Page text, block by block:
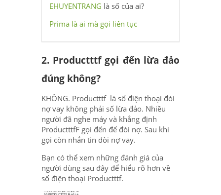
EHUYENTRANG là số của ai?
Prima là ai mà gọi liên tục
2. Productttf gọi đến lừa đảo
đúng không?
KHÔNG. Productttf là số điện thoại đòi
nợ vay không phải số lừa đảo. Nhiều
người đã nghe máy và khẳng định
ProductttfF gọi đến để đòi nợ. Sau khi
gọi còn nhắn tin đòi nợ vay.
Bạn có thể xem những đánh giá của
người dùng sau đây để hiểu rõ hơn về
số điện thoại Productttf.